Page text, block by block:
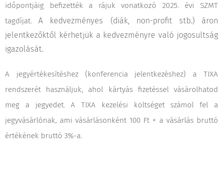
időpontjáig befizették a rájuk vonatkozó 2025. évi SZMT
tagdíjat.A kedvezményes (diák, non-profit stb.) áron
jelentkezőktől kérhetjük a kedvezményre való jogosultság
igazolását.
A jegyértékesítéshez (konferencia jelentkezéshez) a TIXA
rendszerét használjuk, ahol kártyás fizetéssel vásárolhatod
meg a jegyedet.A TIXA kezelési költséget számol fel a
jegyvásárlónak, ami vásárlásonként 100 Ft + a vásárlás bruttó
értékének bruttó 3%-a.